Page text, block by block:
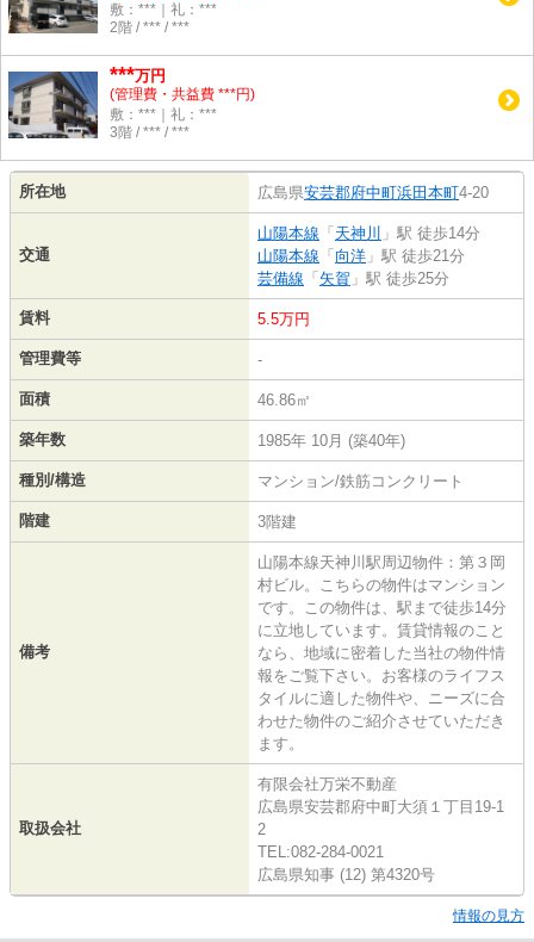
敷：***｜礼：***
2階 / *** / ***
***万円
(管理費・共益費 ***円)
敷：***｜礼：***
3階 / *** / ***
所在地 広島県安芸郡府中町浜田本町4-20
交通
山陽本線 「 天神川 」駅 徒歩14分
山陽本線 「 向洋 」駅 徒歩21分
芸備線 「 矢賀 」駅 徒歩25分
賃料 5.5万円
管理費等 -
面積 46.86㎡
築年数 1985年 10月 (築40年)
種別/構造 マンション/鉄筋コンクリート
階建 3階建
備考
山陽本線天神川駅周辺物件：第３岡
村ビル。こちらの物件はマンション
です。この物件は、駅まで徒歩14分
に立地しています。賃貸情報のこと
なら、地域に密着した当社の物件情
報をご覧下さい。お客様のライフス
タイルに適した物件や、ニーズに合
わせた物件のご紹介させていただき
ます。
取扱会社
有限会社万栄不動産
広島県安芸郡府中町大須１丁目19-1
2
TEL:082-284-0021
広島県知事 (12) 第4320号
情報の見方